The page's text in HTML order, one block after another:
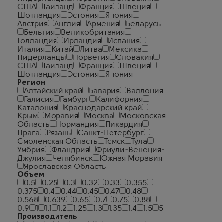
США
Таиланд Франция
Швеция
Шотландия
Эстония
Япония
Австрия
Англия Армения
Беларусь
Бельгия
Великобритания
Голландия
Ирландия
Испания
Италия
Китай Литва
Мексика
Нидерланды
Норвегия
Словакия
США
Таиланд Франция
Швеция
Шотландия
Эстония
Япония
Регион
Алтайский край
Бавария
Валлония
Галисия
Гамбург
Калифорния
Каталония
Краснодарский край
Крым
Моравия Москва
Московская
Область
Нормандия
Пикардия
Прага
Рязань
Санкт-Петербург
Смоленская Область
Томск
Тула
Умбрия
Фландрия
Фриули-Венеция-
Джулия
Челябинск
Южная Моравия
Ярославская Область
Объем
0.5
0.25 0.3 0.32 0.33
0.355
0.375
0.4 0.44 0.45 0.47
0.48
0.568
0.639 0.65 0.7 0.75
0.88
0.9
1.1 1.2 1.25 1.3 1.35 1.4 1.5
5
Производитель